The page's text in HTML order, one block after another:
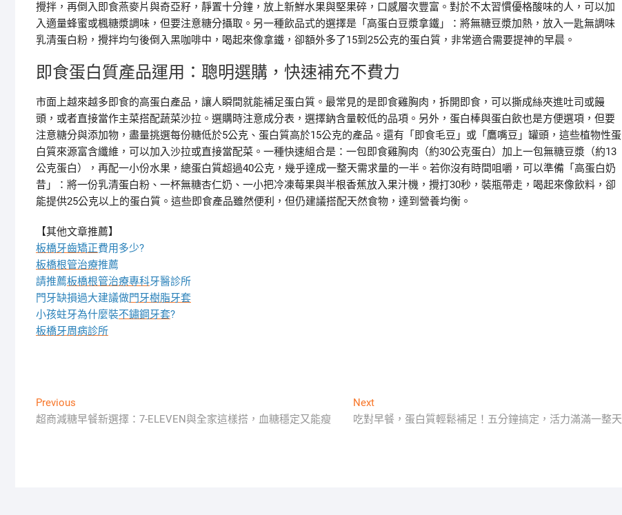
攪拌，再倒入即食燕麥片與奇亞籽，靜置十分鐘，放上新鮮水果與堅果碎，口感層次豐富。對於不太習慣優格酸味的人，可以加
入適量蜂蜜或楓糖漿調味，但要注意糖分攝取。另一種飲品式的選擇是「高蛋白豆漿拿鐵」：將無糖豆漿加熱，放入一匙無調味
乳清蛋白粉，攪拌均勻後倒入黑咖啡中，喝起來像拿鐵，卻額外多了15到25公克的蛋白質，非常適合需要提神的早晨。
即食蛋白質產品運用：聰明選購，快速補充不費力
市面上越來越多即食的高蛋白產品，讓人瞬間就能補足蛋白質。最常見的是即食雞胸肉，拆開即食，可以撕成絲夾進吐司或饅
頭，或者直接當作主菜搭配蔬菜沙拉。選購時注意成分表，選擇鈉含量較低的品項。另外，蛋白棒與蛋白飲也是方便選項，但要
注意糖分與添加物，盡量挑選每份糖低於5公克、蛋白質高於15公克的產品。還有「即食毛豆」或「鷹嘴豆」罐頭，這些植物性蛋
白質來源富含纖維，可以加入沙拉或直接當配菜。一種快速組合是：一包即食雞胸肉（約30公克蛋白）加上一包無糖豆漿（約13
公克蛋白），再配一小份水果，總蛋白質超過40公克，幾乎達成一整天需求量的一半。若你沒有時間咀嚼，可以準備「高蛋白奶
昔」：將一份乳清蛋白粉、一杯無糖杏仁奶、一小把冷凍莓果與半根香蕉放入果汁機，攪打30秒，裝瓶帶走，喝起來像飲料，卻
能提供25公克以上的蛋白質。這些即食產品雖然便利，但仍建議搭配天然食物，達到營養均衡。
【其他文章推薦】
板橋牙齒矯正費用多少?
板橋根管治療推薦
請推薦板橋根管治療專科牙醫診所
門牙缺損過大建議做門牙樹脂牙套
小孩蛀牙為什麼裝不鏽鋼牙套?
板橋牙周病診所
文
章
Previous
post:
超商減糖早餐新選擇：7-ELEVEN與全家這樣搭，血糖穩定又能瘦
NextNext
post:
吃對早餐，蛋白質輕鬆補足！五分鐘搞定，活力滿滿一整天